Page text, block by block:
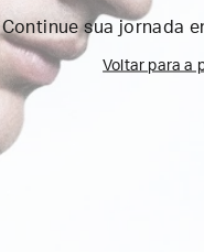
Continue sua jornada
Voltar para a